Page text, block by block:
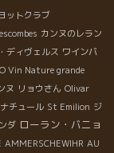
ットクラブ
カンヌのレラン
ディヴェルス ワインバ
Vin Nature grande
ヌ リョウさん Olivar
チュール St Emilion ジ
ダ ローラン・バニョ
AMMERSCHEWIHR AU